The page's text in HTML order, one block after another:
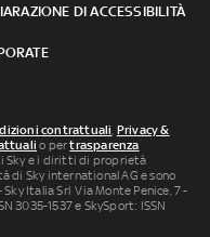
DI ACCESSIBILITÀ
contrattuali, Privacy &
o pertrasparenza
Sky e i diritti di proprietà
di Sky international AG e sono
Italia Srl Via Monte Penice, 7 -
3035-1537 e SkySport: ISSN